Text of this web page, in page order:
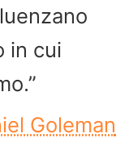
in cui
Goleman